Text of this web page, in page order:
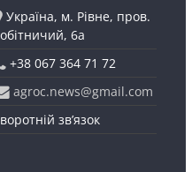
Україна, м. Рівне, пров.
6а
+38 067 364 71 72
agroc.news@gmail.com
зв’язок